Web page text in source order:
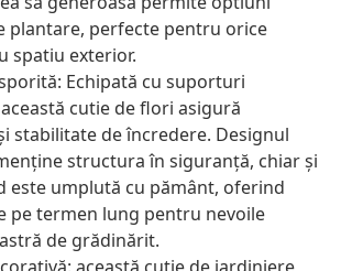
plantare, perfecte pentru orice
spatiu exterior.
Echipată cu suporturi
cutie de flori asigură
stabilitate de încredere. Designul
structura în siguranță, chiar și
este umplută cu pământ, oferind
pe termen lung pentru nevoile
de grădinărit.